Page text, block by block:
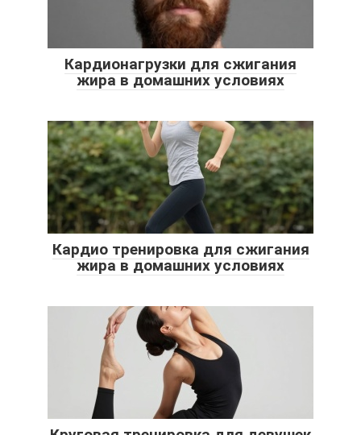
Кардионагрузки для сжигания
жира в домашних условиях
Кардио тренировка для сжигания
жира в домашних условиях